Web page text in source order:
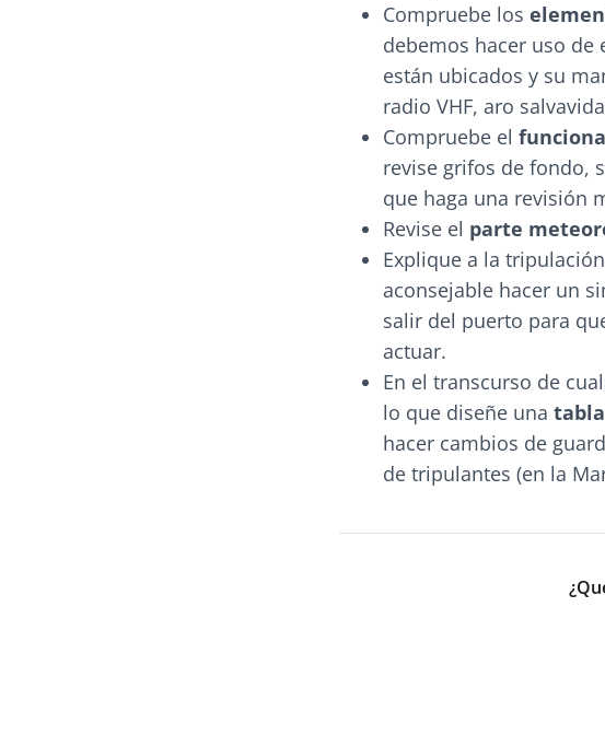
Compruebe los
debemos hacer uso
están ubicados y su
radio VHF, aro
Compruebe el
revise grifos de fondo,
que haga una revisión
Revise el parte
Explique a la
aconsejable hacer un
salir del puerto para
actuar.
En el transcurso de
lo que diseñe una
hacer cambios de
de tripulantes (en la